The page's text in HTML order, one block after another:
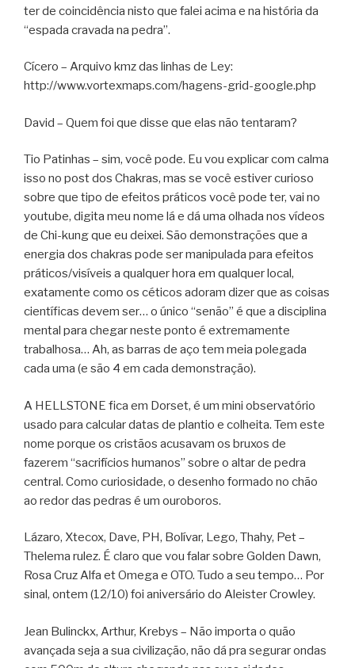
ter de coincidência nisto que falei acima e na história da
“espada cravada na pedra”.
Cícero – Arquivo kmz das linhas de Ley:
http://www.vortexmaps.com/hagens-grid-google.php
David – Quem foi que disse que elas não tentaram?
Tio Patinhas – sim, você pode. Eu vou explicar com calma
isso no post dos Chakras, mas se você estiver curioso
sobre que tipo de efeitos práticos você pode ter, vai no
youtube, digita meu nome lá e dá uma olhada nos vídeos
de Chi-kung que eu deixei. São demonstrações que a
energia dos chakras pode ser manipulada para efeitos
práticos/visíveis a qualquer hora em qualquer local,
exatamente como os céticos adoram dizer que as coisas
científicas devem ser… o único “senão” é que a disciplina
mental para chegar neste ponto é extremamente
trabalhosa… Ah, as barras de aço tem meia polegada
cada uma (e são 4 em cada demonstração).
A HELLSTONE fica em Dorset, é um mini observatório
usado para calcular datas de plantio e colheita. Tem este
nome porque os cristãos acusavam os bruxos de
fazerem “sacrifícios humanos” sobre o altar de pedra
central. Como curiosidade, o desenho formado no chão
ao redor das pedras é um ouroboros.
Lázaro, Xtecox, Dave, PH, Bolívar, Lego, Thahy, Pet –
Thelema rulez. É claro que vou falar sobre Golden Dawn,
Rosa Cruz Alfa et Omega e OTO. Tudo a seu tempo… Por
sinal, ontem (12/10) foi aniversário do Aleister Crowley.
Jean Bulinckx, Arthur, Krebys – Não importa o quão
avançada seja a sua civilização, não dá pra segurar ondas